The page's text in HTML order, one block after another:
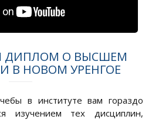
ДИПЛОМ О ВЫСШЕМ
В НОВОМ УРЕНГОЕ
в институте вам гораздо
изучением тех дисциплин,